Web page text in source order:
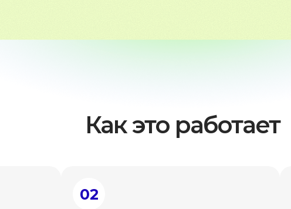
Как это работает
02